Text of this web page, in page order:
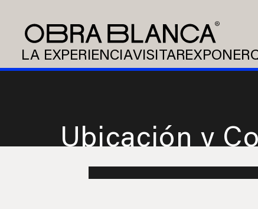
LA EXPERIENCIAVISITAREXPONER
Ubicación y